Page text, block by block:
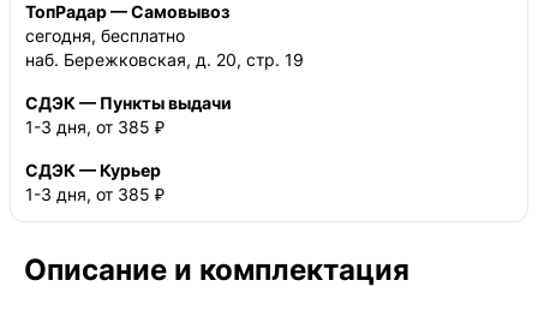
ТопРадар — Самовывоз
сегодня, бесплатно
наб. Бережковская, д. 20, стр. 19
СДЭК — Пункты выдачи
1-3 дня, от 385 ₽
СДЭК — Курьер
1-3 дня, от 385 ₽
Описание и комплектация